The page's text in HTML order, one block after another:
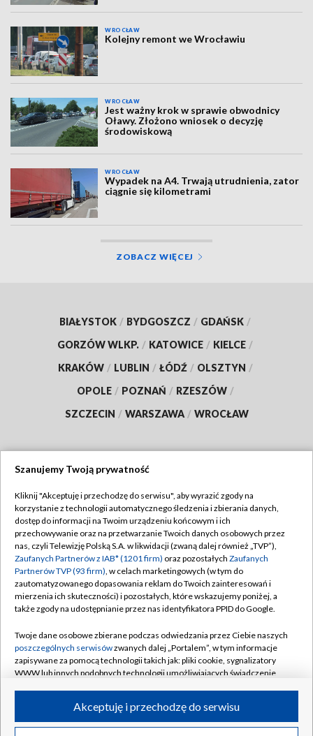
WROCŁAW
Kolejny remont we Wrocławiu
WROCŁAW
Jest ważny krok w sprawie obwodnicy
Oławy. Złożono wniosek o decyzję
środowiskową
WROCŁAW
Wypadek na A4. Trwają utrudnienia, zator
ciągnie się kilometrami
ZOBACZ WIĘCEJ
BIAŁYSTOK / BYDGOSZCZ / GDAŃSK /
GORZÓW WLKP. / KATOWICE / KIELCE /
KRAKÓW / LUBLIN / ŁÓDŹ / OLSZTYN /
OPOLE / POZNAŃ / RZESZÓW /
SZCZECIN / WARSZAWA / WROCŁAW
TVP
Abonament TVP
Emisja w TVP
Centrum informacji TVP
Naziemna Telewizja Cyfrowa
Rada Programowa
System NOS
Informacje o nadawcy
Program dla prasy
Regulamin TVP
Polityka prywatności
Moje zgody
Pomoc
Kontakt
Kanały
©2026 Telewizja Polska S.A. w likwidacji
Szanujemy Twoją prywatność
Kliknij "Akceptuję i przechodzę do serwisu", aby wyrazić zgody na
korzystanie z technologii automatycznego śledzenia i zbierania danych,
dostęp do informacji na Twoim urządzeniu końcowym i ich
przechowywanie oraz na przetwarzanie Twoich danych osobowych przez
nas, czyli Telewizję Polską S.A. w likwidacji (zwaną dalej również „TVP”),
Zaufanych Partnerów z IAB* (1201 firm) oraz pozostałych Zaufanych
Partnerów TVP (93 firm), w celach marketingowych (w tym do
zautomatyzowanego dopasowania reklam do Twoich zainteresowań i
mierzenia ich skuteczności) i pozostałych, które wskazujemy poniżej, a
także zgody na udostępnianie przez nas identyfikatora PPID do Google.
Twoje dane osobowe zbierane podczas odwiedzania przez Ciebie naszych
poszczególnych serwisówzwanych dalej „Portalem”, w tym informacje
zapisywane za pomocą technologii takich jak: pliki cookie, sygnalizatory
WWW lub innych podobnych technologii umożliwiających świadczenie
ruchu w Internecie.Akceptuję i przechodzę do serwisu